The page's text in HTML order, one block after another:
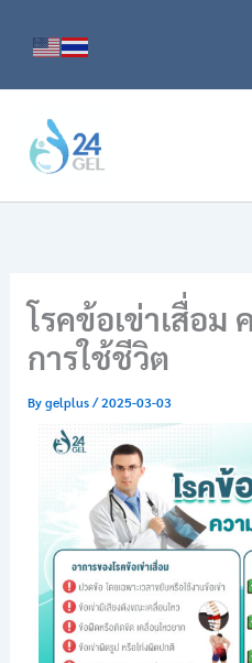
โรคข้อเข่าเสื่อม
การใช้ชีวิต
Bygelplus/2025-03-03